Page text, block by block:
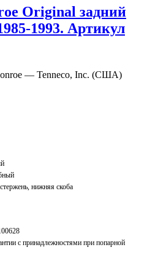
Original задний
1993. Артикул
— Tenneco, Inc. (США)
нижняя скоба
с принадлежностями при попарной